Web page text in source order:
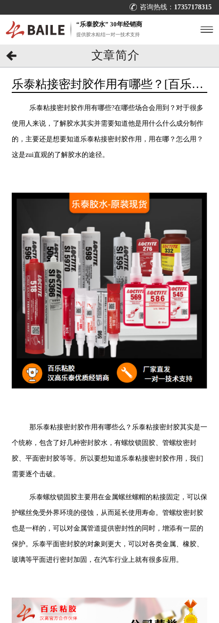
咨询热线： 17357178315
“乐泰胶水” 30年经销商
提供胶水粘结一对一技术支持
文章简介
乐泰粘接密封胶作用有哪些？[百乐粘
乐泰粘接密封胶作用有哪些?在哪些场合会用到？对于很多
使用人来说，了解胶水其实并需要知道他是用什么什么成分制作
的，主要还是想要知道乐泰粘接密封胶作用，用在哪？怎么用？
这是zui直观的了解胶水的途径。
那乐泰粘接密封胶作用有哪些么？乐泰粘接密封胶其实是一
个统称，包含了好几种密封胶水，有螺纹锁固胶、管螺纹密封
胶、平面密封胶等等。所以要想知道乐泰粘接密封胶作用，我们
需要逐个击破。
乐泰螺纹锁固胶主要用在金属螺丝螺帽的粘接固定，可以保
护螺丝免受外界环境的侵蚀，从而延长使用寿命。管螺纹密封胶
也是一样的，可以对金属管道提供密封性的同时，增添有一层的
保护。乐泰平面密封胶的对象则更大，可以对各类金属、橡胶、
玻璃等平面进行密封加固，在汽车行业上就有很多应用。